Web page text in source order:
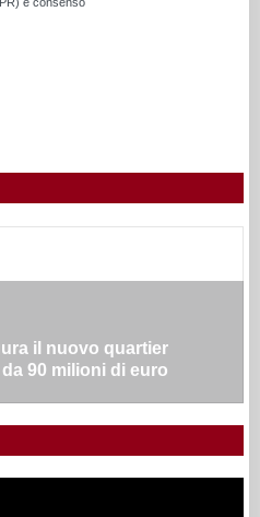
il nuovo quartier
90 milioni di euro